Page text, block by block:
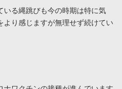
いる縄跳びも今の時期は特に気
より感じますが無理せず続けてい